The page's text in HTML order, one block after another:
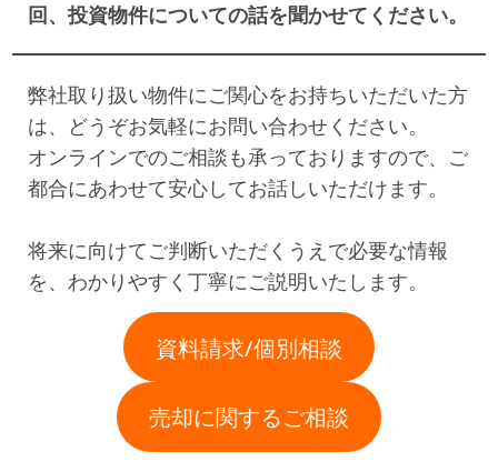
回、投資物件についての話を聞かせてください。
弊社取り扱い物件にご関心をお持ちいただいた方
は、どうぞお気軽にお問い合わせください。
オンラインでのご相談も承っておりますので、ご
都合にあわせて安心してお話しいただけます。
将来に向けてご判断いただくうえで必要な情報
を、わかりやすく丁寧にご説明いたします。
資料請求/個別相談
売却に関するご相談